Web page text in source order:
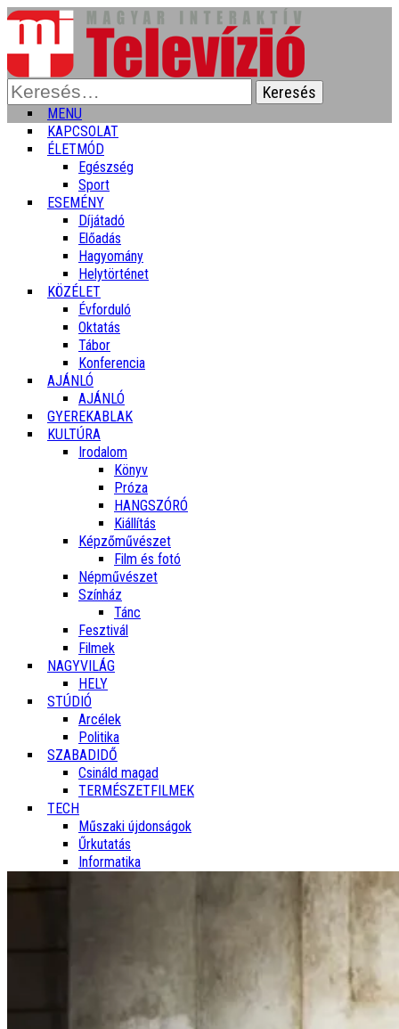
Keresés:
MENU
KAPCSOLAT
ÉLETMÓD
Egészség
Sport
ESEMÉNY
Díjátadó
Előadás
Hagyomány
Helytörténet
KÖZÉLET
Évforduló
Oktatás
Tábor
Konferencia
AJÁNLÓ
AJÁNLÓ
GYEREKABLAK
KULTÚRA
Irodalom
Könyv
Próza
HANGSZÓRÓ
Kiállítás
Képzőművészet
Film és fotó
Népművészet
Színház
Tánc
Fesztivál
Filmek
NAGYVILÁG
HELY
STÚDIÓ
Arcélek
Politika
SZABADIDŐ
Csináld magad
TERMÉSZETFILMEK
TECH
Műszaki újdonságok
Űrkutatás
Informatika